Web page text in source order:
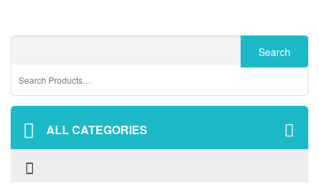
ALL CATEGORIES